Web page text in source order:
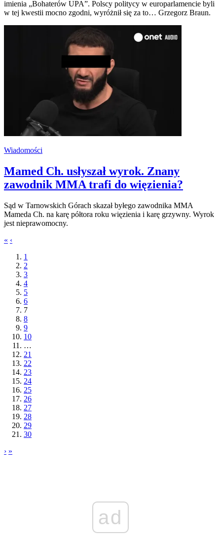
imienia „Bohaterów UPA”. Polscy politycy w europarlamencie byli
w tej kwestii mocno zgodni, wyróżnił się za to… Grzegorz Braun.
Wiadomości
Mamed Ch. usłyszał wyrok. Znany
zawodnik MMA trafi do więzienia?
Sąd w Tarnowskich Górach skazał byłego zawodnika MMA
Mameda Ch. na karę półtora roku więzienia i karę grzywny. Wyrok
jest nieprawomocny.
« ‹
1
2
3
4
5
6
7
8
9
10
…
21
22
23
24
25
26
27
28
29
30
› »
ad